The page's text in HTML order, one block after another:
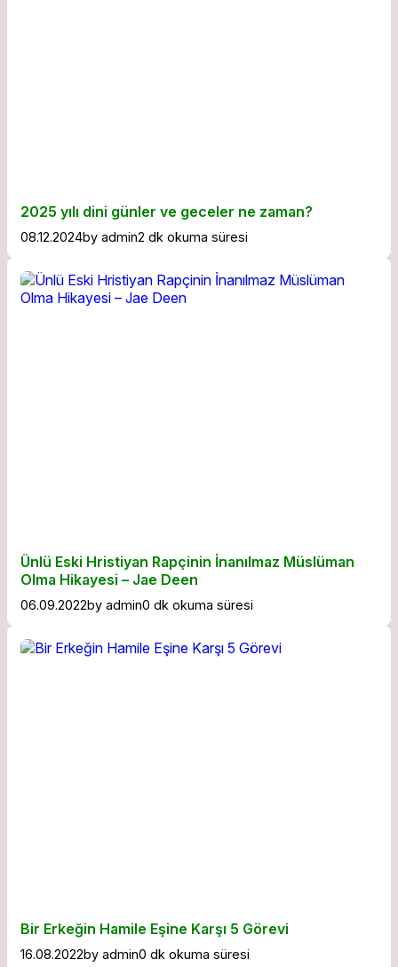
2025 yılı dini günler ve geceler ne zaman?
08.12.2024by admin2 dk okuma süresi
Ünlü Eski Hristiyan Rapçinin İnanılmaz Müslüman
Olma Hikayesi – Jae Deen
06.09.2022by admin0 dk okuma süresi
Bir Erkeğin Hamile Eşine Karşı 5 Görevi
16.08.2022by admin0 dk okuma süresi